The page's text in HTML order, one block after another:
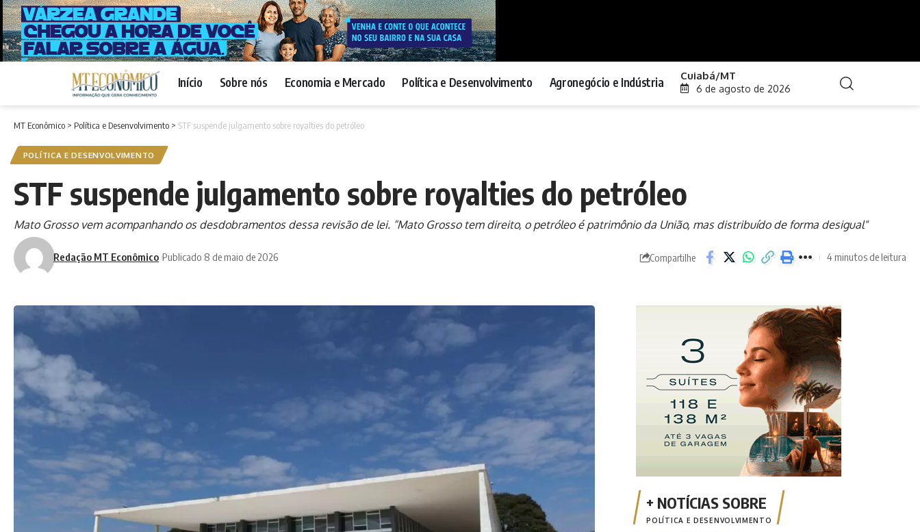
Início Sobre nós Economia e Mercado Política e Desenvolvimento Agronegócio e Indústria Cuiabá/MT
6 de agosto de 2026
MT Econômico > Política e Desenvolvimento > STF suspende julgamento sobre royalties do petróleo
POLÍTICA E DESENVOLVIMENTO
STF suspende julgamento sobre royalties do petróleo
Mato Grosso vem acompanhando os desdobramentos dessa revisão de lei. “Mato Grosso tem direito, o petróleo é patrimônio da União, mas distribuído de forma desigual"
Redação MT Econômico Publicado 8 de maio de 2026 Compartilhe 4 minutos de leitura
POLÍTICA E DESENVOLVIMENTO